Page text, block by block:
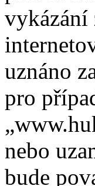
vykázání
uznáno
pro
nebo
bude